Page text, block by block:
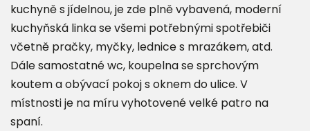
kuchyně s jídelnou, je zde plně vybavená, moderní
kuchyňská linka se všemi potřebnými spotřebiči
včetně pračky, myčky, lednice s mrazákem, atd.
Dále samostatné wc, koupelna se sprchovým
koutem a obývací pokoj s oknem do ulice. V
místnosti je na míru vyhotovené velké patro na
spaní.